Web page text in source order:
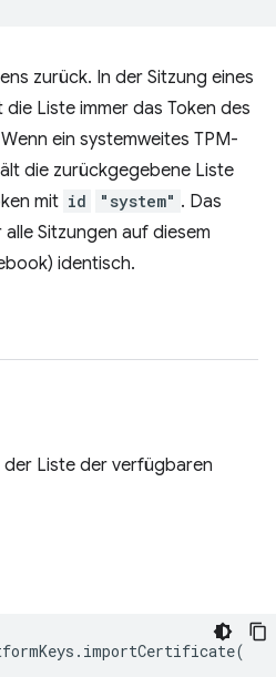
zurück. In der Sitzung eines
Liste immer das Token des
ein systemweites TPM-
die zurückgegebene Liste
mit id "system" . Das
Sitzungen auf diesem
identisch.
der Liste der verfügbaren
. importCertificate(